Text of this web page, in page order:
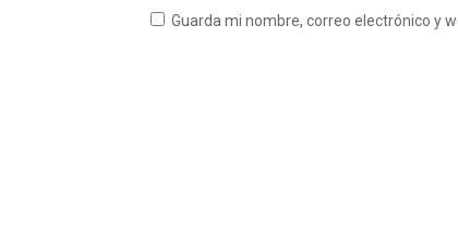
Guarda mi nombre, correo electrónico y